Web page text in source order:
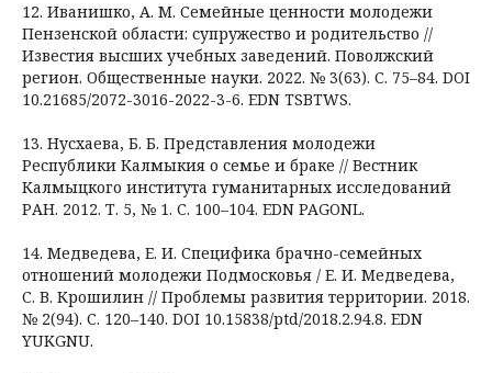
12. Иванишко, А. М. Семейные ценности молодежи
Пензенской области: супружество и родительство //
Известия высших учебных заведений. Поволжский
регион. Общественные науки. 2022. № 3(63). С. 75–84. DOI
10.21685/2072-3016-2022-3-6. EDN TSBTWS.
13. Нусхаева, Б. Б. Представления молодежи
Республики Калмыкия о семье и браке // Вестник
Калмыцкого института гуманитарных исследований
РАН. 2012. Т. 5, № 1. С. 100–104. EDN PAGONL.
14. Медведева, Е. И. Специфика брачно-семейных
отношений молодежи Подмосковья / Е. И. Медведева,
С. В. Крошилин // Проблемы развития территории. 2018.
№ 2(94). С. 120–140. DOI 10.15838/ptd/2018.2.94.8. EDN
YUKGNU.